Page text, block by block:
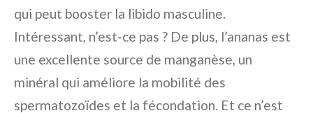
qui peut booster la libido masculine.
Intéressant, n’est-ce pas ? De plus, l’ananas est
une excellente source de manganèse, un
minéral qui améliore la mobilité des
spermatozoïdes et la fécondation. Et ce n’est